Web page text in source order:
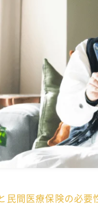
民間医療保険の必要